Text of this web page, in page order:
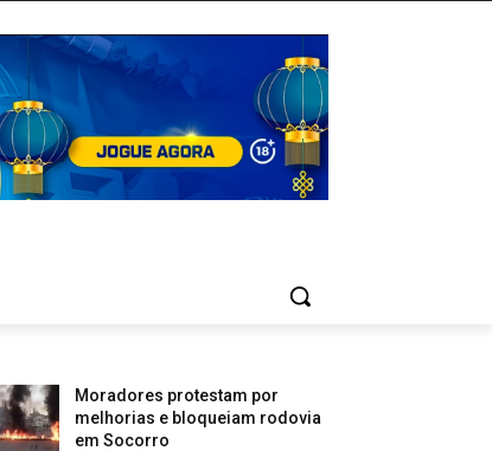
Moradores protestam por
melhorias e bloqueiam rodovia
em Socorro